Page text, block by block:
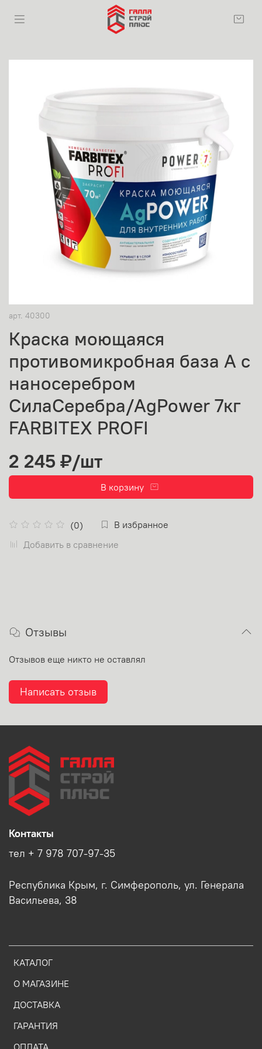
арт. 40300
Краска моющаяся
противомикробная база А с
наносеребром
СилаСеребра/AgPower 7кг
FARBITEX PROFI
(0)
В избранное
Добавить в сравнение
2 245 ₽/шт
В корзину
Отзывы
Отзывов еще никто не оставлял
Написать отзыв
КАТАЛОГ
О МАГАЗИНЕ
ДОСТАВКА
ГАРАНТИЯ
ОПЛАТА
Контакты
тел + 7 978 707-97-35
Республика Крым, г. Симферополь, ул. Генерала
Васильева, 38